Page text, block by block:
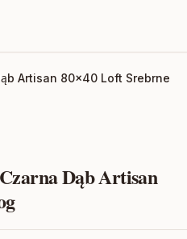
Artisan 80×40 Loft Srebrne
Dąb Artisan